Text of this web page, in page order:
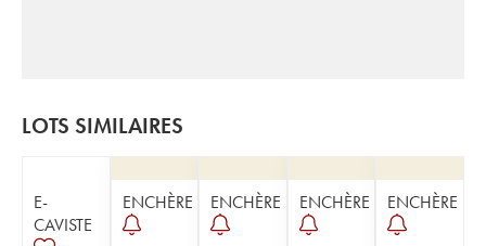
LOTS SIMILAIRES
E-
CAVISTE
ENCHÈRE ENCHÈRE ENCHÈRE ENCHÈRE